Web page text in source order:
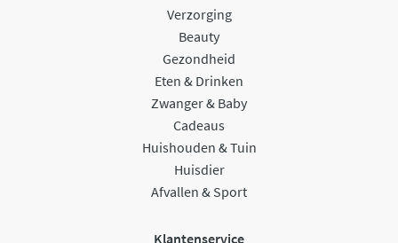
Verzorging
Beauty
Gezondheid
Eten & Drinken
Zwanger & Baby
Cadeaus
Huishouden & Tuin
Huisdier
Afvallen & Sport
Klantenservice